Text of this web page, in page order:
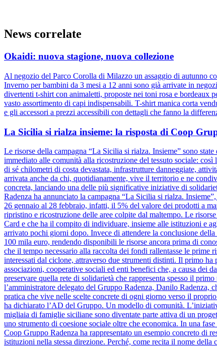
News correlate
Okaidi: nuova stagione, nuova collezione
Al negozio del Parco Corolla di Milazzo un assaggio di autunno
Inverno per bambini da 3 mesi a 12 anni sono già arrivate in
divertenti t-shirt con animaletti, proposte nei toni rosa e bordeaux
vasto assortimento di capi indispensabili. T-shirt manica corta
e gli accessori a prezzi accessibili con dettagli che fanno la
La Sicilia si rialza insieme: la risposta di Coop
Le risorse della campagna “La Sicilia si rialza. Insieme” sono
immediato alle comunità alla ricostruzione del tessuto sociale:
di sé chilometri di costa devastata, infrastrutture danneggiate,
arrivata anche da chi, quotidianamente, vive il territorio e ne
concreta, lanciando una delle più significative iniziative di
Radenza ha annunciato la campagna “La Sicilia si rialza.
26 gennaio al 28 febbraio, infatti, il 5% del valore dei prodotti a
ripristino e ricostruzione delle aree colpite dal maltempo. Le
Card e che ha il compito di individuare, insieme alle istituzioni e
arrivato pochi giorni dopo. Invece di attendere la conclusione
100 mila euro, rendendo disponibili le risorse ancora prima di
che il tempo necessario alla raccolta dei fondi rallentasse le prime
interessati dal ciclone, attraverso due strumenti distinti. Il primo
associazioni, cooperative sociali ed enti benefici che, a causa dei
preservare quella rete di solidarietà che rappresenta spesso il
l’amministratore delegato del Gruppo Radenza, Danilo Radenza,
pratica che vive nelle scelte concrete di ogni giorno verso il
ha dichiarato l’AD del Gruppo. Un modello di comunità.
migliaia di famiglie siciliane sono diventate parte attiva di un
uno strumento di coesione sociale oltre che economica. In una
Coop Gruppo Radenza ha rappresentato un esempio concreto di
istituzioni nella stessa direzione. Perché, come recita il nome